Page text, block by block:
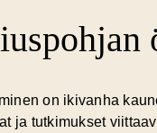
on ikivanha
ja tutkimukset